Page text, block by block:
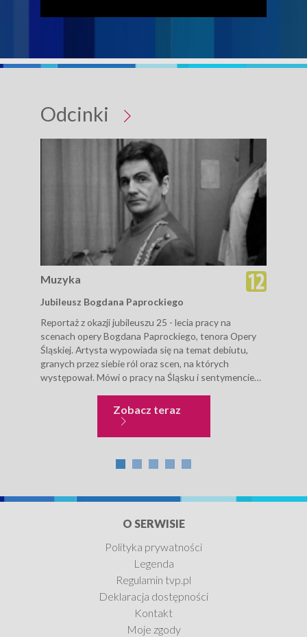
Odcinki
Muzyka
Jubileusz Bogdana Paprockiego
Reportaż z okazji jubileuszu 25 - lecia pracy na
scenach opery Bogdana Paprockiego, tenora Opery
Śląskiej. Artysta wypowiada się na temat debiutu,
granych przez siebie ról oraz scen, na których
występował. Mówi o pracy na Śląsku i sentymencie
Zobacz terazMuzyka
O SERWISIE
Polityka prywatności
Legenda
Regulamin tvp.pl
Deklaracja dostępności
Kontakt
Moje zgody